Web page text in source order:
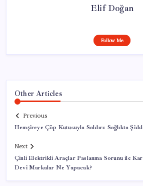
Elif Doğan
Follow Me
Other Articles
Previous
Hemşireye Çöp Kutusuyla Saldırı: Sağlıkta
Next
Çinli Elektrikli Araçlar Paslanma Sorunu ile
Devi Markalar Ne Yapacak?